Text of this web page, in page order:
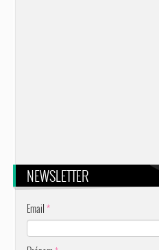
NEWSLETTER
Email*